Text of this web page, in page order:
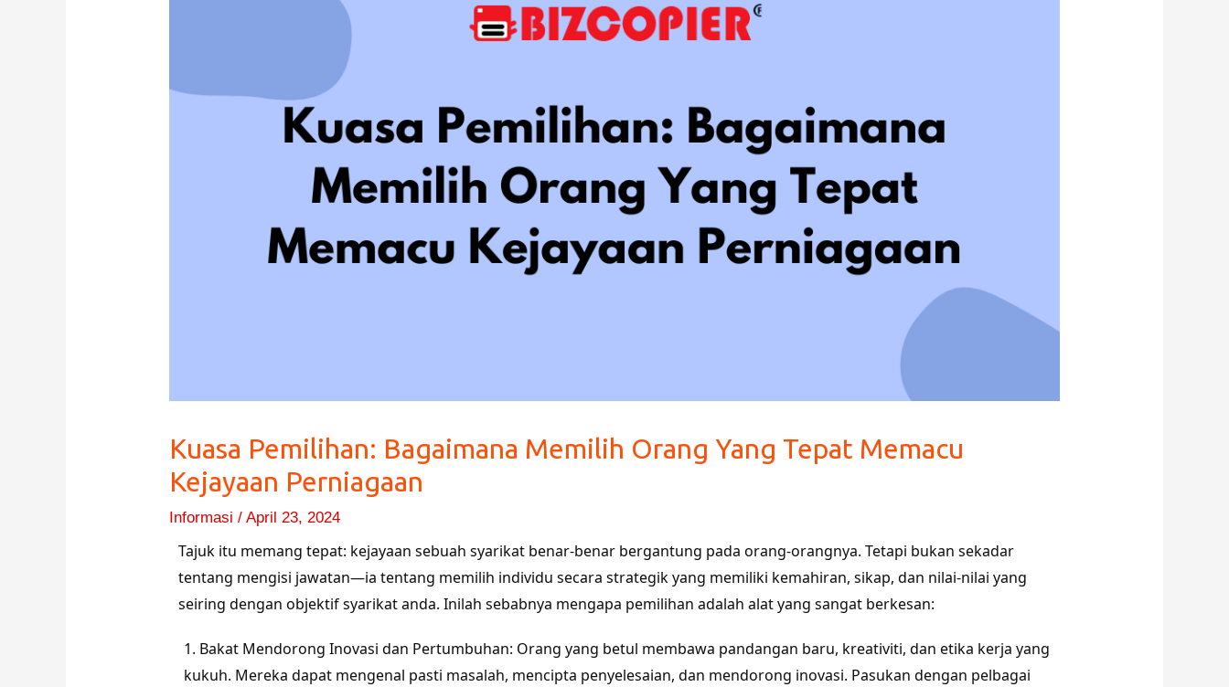
Kuasa Pemilihan: Bagaimana Memilih Orang Yang Tepat Memacu
Kejayaan Perniagaan
Informasi /April 23, 2024
Tajuk itu memang tepat: kejayaan sebuah syarikat benar-benar bergantung pada orang-orangnya. Tetapi bukan sekadar
tentang mengisi jawatan—ia tentang memilih individu secara strategik yang memiliki kemahiran, sikap, dan nilai-nilai yang
seiring dengan objektif syarikat anda. Inilah sebabnya mengapa pemilihan adalah alat yang sangat berkesan:
Bakat Mendorong Inovasi dan Pertumbuhan: Orang yang betul membawa pandangan baru, kreativiti, dan etika kerja yang
kukuh. Mereka dapat mengenal pasti masalah, mencipta penyelesaian, dan mendorong inovasi. Pasukan dengan pelbagai